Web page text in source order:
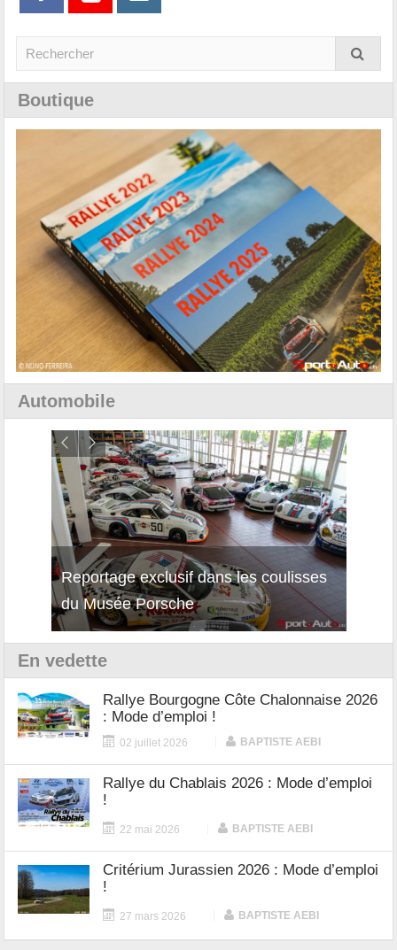
Boutique
Automobile
Reportage exclusif dans les coulisses
du Musée Porsche
En vedette
Rallye Bourgogne Côte Chalonnaise 2026
: Mode d’emploi !
02 juillet 2026 BAPTISTE AEBI
Rallye du Chablais 2026 : Mode d’emploi
!
22 mai 2026 BAPTISTE AEBI
Critérium Jurassien 2026 : Mode d’emploi
!
27 mars 2026 BAPTISTE AEBI